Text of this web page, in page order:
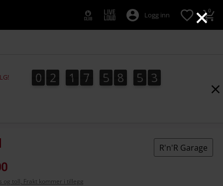
×
Logg inn 0
0
0 2
2 1
1 7
7 5
5 8
8 5
5 1
2
1
3
2
og toll, Frakt kommer i tillegg
R'n'R Garage